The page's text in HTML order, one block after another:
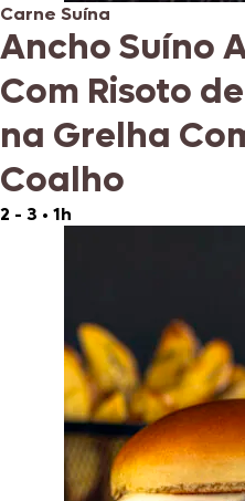
Carne Suína
Ancho Suíno
Com Risoto
na Grelha
Coalho
2 - 3 • 1h